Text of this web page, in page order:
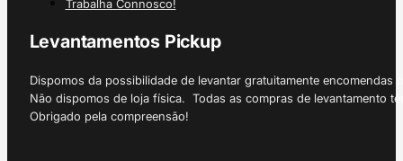
Trabalha Connosco!
Levantamentos Pickup
Dispomos da possibilidade de levantar gratuitamente
Não dispomos de loja física. Todas as compras de levantamento
Obrigado pela compreensão!